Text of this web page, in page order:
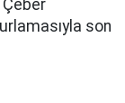
Çeber
son